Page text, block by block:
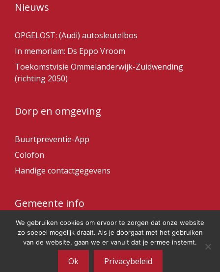
Nieuws
OPGELOST: (Audi) autosleutelbos
In memoriam: Ds Eppo Vroom
Toekomstvisie Ommelanderwijk-Zuidwending
(richting 2050)
Dorp en omgeving
Buurtpreventie-App
Colofon
Handige contactgegevens
Gemeente info
Gemeente Veendam
© 2026 Ommelanderwijk
We gebruiken cookies om ervoor te zorgen dat onze website
zo soepel mogelijk draait. Als je doorgaat met het gebruiken
van de website, gaan we er vanuit dat je ermee instemt.
Ok Privacybeleid